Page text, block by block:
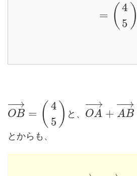
= ( 4
5 )
OB
−→
−
= ( 4
5 ) と、 OA
−→
−
+ AB
−→
−
とからも、